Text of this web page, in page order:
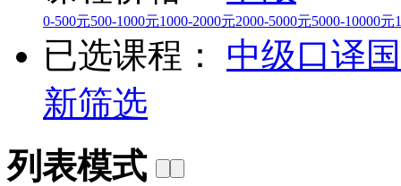
0-500元500-1000元1000-2000元2000-5000元5000-10000元
已选课程： 中级口译
新筛选
列表模式